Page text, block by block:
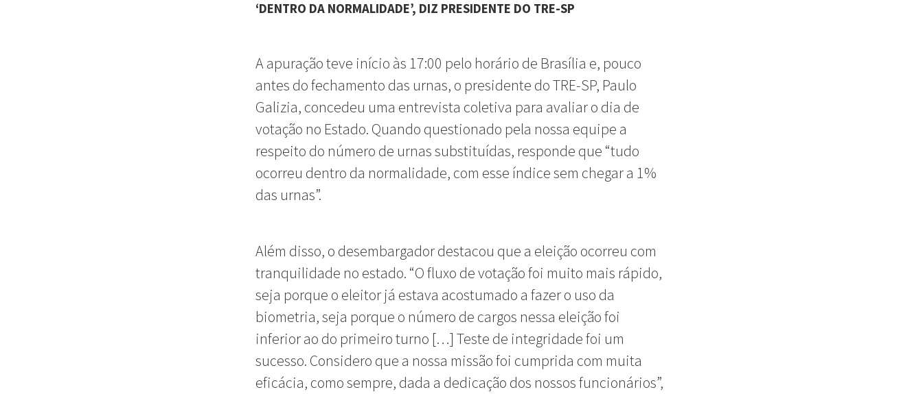
‘DENTRO DA NORMALIDADE’, DIZ PRESIDENTE DO TRE-SP
A apuração teve início às 17:00 pelo horário de Brasília e, pouco
antes do fechamento das urnas, o presidente do TRE-SP, Paulo
Galizia, concedeu uma entrevista coletiva para avaliar o dia de
votação no Estado. Quando questionado pela nossa equipe a
respeito do número de urnas substituídas, responde que “tudo
ocorreu dentro da normalidade, com esse índice sem chegar a 1%
das urnas”.
Além disso, o desembargador destacou que a eleição ocorreu com
tranquilidade no estado. “O fluxo de votação foi muito mais rápido,
seja porque o eleitor já estava acostumado a fazer o uso da
biometria, seja porque o número de cargos nessa eleição foi
inferior ao do primeiro turno […] Teste de integridade foi um
sucesso. Considero que a nossa missão foi cumprida com muita
eficácia, como sempre, dada a dedicação dos nossos funcionários”,